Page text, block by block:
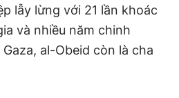
lẫy lừng với 21 lần khoác
và nhiều năm chinh
al-Obeid còn là cha